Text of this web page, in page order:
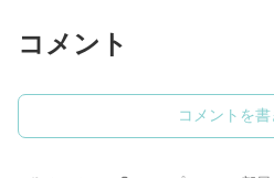
コメント
コメントを